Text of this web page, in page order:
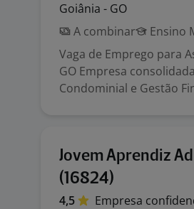
Goiânia - GO
A combinar
Ensino
Vaga de Emprego para
GO Empresa
Condominial e Gestão
Jovem Aprendiz
(16824)
4,5 Empresa